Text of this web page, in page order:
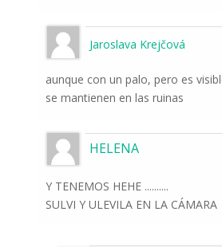
Jaroslava Krejčová
aunque con un palo, pero es
se mantienen en las ruinas
HELENA
Y TENEMOS HEHE ..........
SULVI Y ULEVILA EN LA CÁMARA